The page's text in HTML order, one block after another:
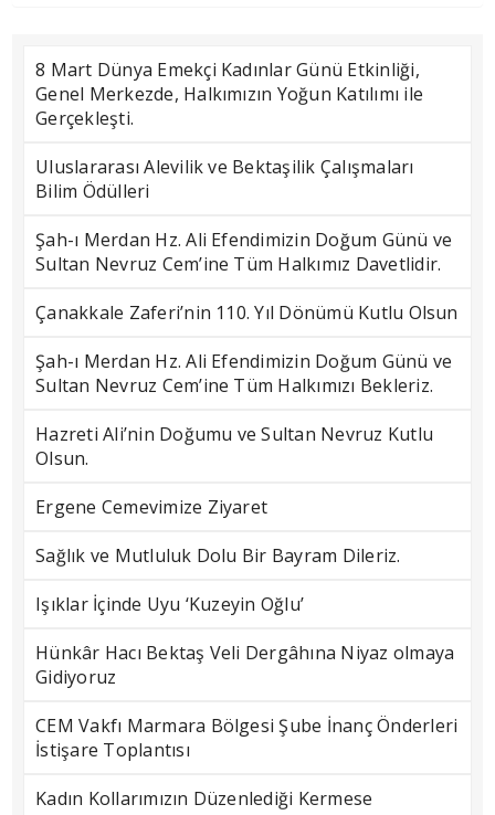
8 Mart Dünya Emekçi Kadınlar Günü Etkinliği,
Genel Merkezde, Halkımızın Yoğun Katılımı ile
Gerçekleşti.
Uluslararası Alevilik ve Bektaşilik Çalışmaları
Bilim Ödülleri
Şah-ı Merdan Hz. Ali Efendimizin Doğum Günü ve
Sultan Nevruz Cem’ine Tüm Halkımız Davetlidir.
Çanakkale Zaferi’nin 110. Yıl Dönümü Kutlu Olsun
Şah-ı Merdan Hz. Ali Efendimizin Doğum Günü ve
Sultan Nevruz Cem’ine Tüm Halkımızı Bekleriz.
Hazreti Ali’nin Doğumu ve Sultan Nevruz Kutlu
Olsun.
Ergene Cemevimize Ziyaret
Sağlık ve Mutluluk Dolu Bir Bayram Dileriz.
Işıklar İçinde Uyu ‘Kuzeyin Oğlu’
Hünkâr Hacı Bektaş Veli Dergâhına Niyaz olmaya
Gidiyoruz
CEM Vakfı Marmara Bölgesi Şube İnanç Önderleri
İstişare Toplantısı
Kadın Kollarımızın Düzenlediği Kermese